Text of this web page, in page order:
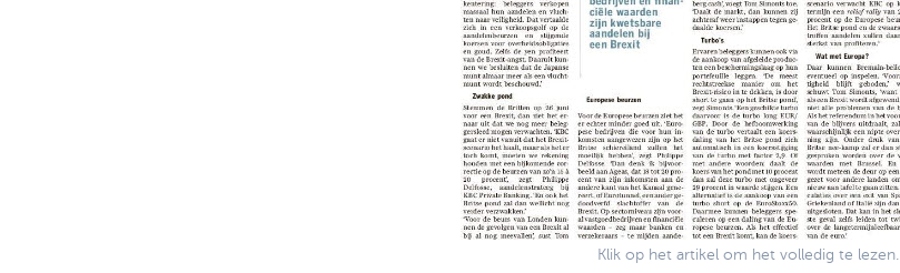
Klik op het artikel om het volledig te lezen.